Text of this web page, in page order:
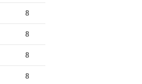
8
8
8
8